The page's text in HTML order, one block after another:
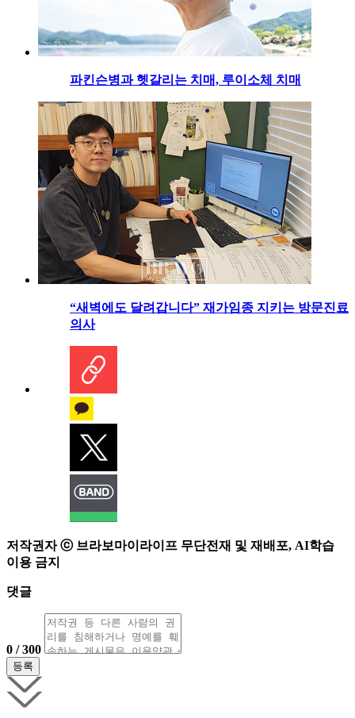
파킨슨병과 헷갈리는 치매, 루이소체 치매
“새벽에도 달려갑니다” 재가임종 지키는 방문진료
의사
저작권자 ⓒ 브라보마이라이프 무단전재 및 재배포, AI학습
이용 금지
댓글
0 / 300